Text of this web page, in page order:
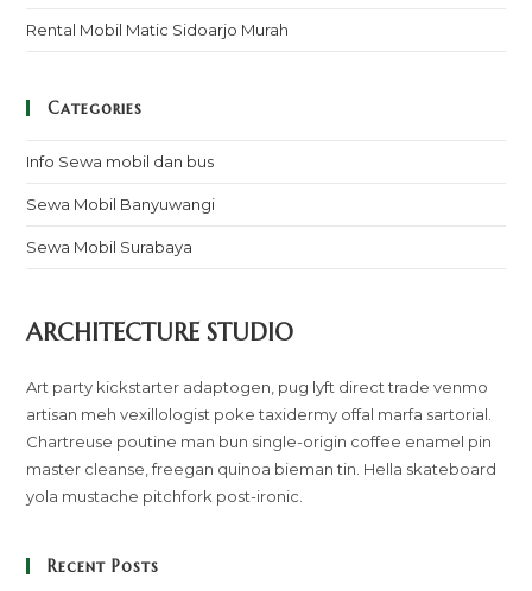
Rental Mobil Matic Sidoarjo Murah
Categories
Info Sewa mobil dan bus
Sewa Mobil Banyuwangi
Sewa Mobil Surabaya
ARCHITECTURE STUDIO
Art party kickstarter adaptogen, pug lyft direct trade venmo
artisan meh vexillologist poke taxidermy offal marfa sartorial.
Chartreuse poutine man bun single-origin coffee enamel pin
master cleanse, freegan quinoa bieman tin. Hella skateboard
yola mustache pitchfork post-ironic.
Recent Posts